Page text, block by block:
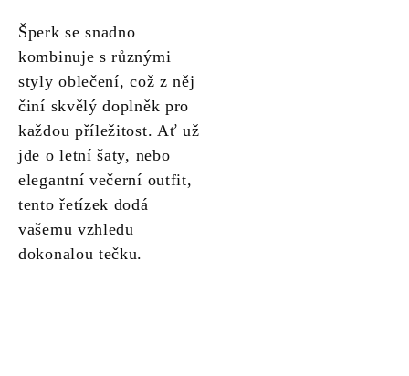
Šperk se snadno
kombinuje s různými
styly oblečení, což z něj
činí skvělý doplněk pro
každou příležitost. Ať už
jde o letní šaty, nebo
elegantní večerní outfit,
tento řetízek dodá
vašemu vzhledu
dokonalou tečku.